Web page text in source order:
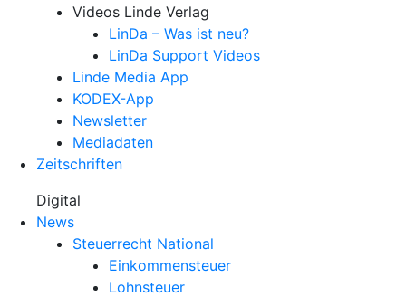
Videos Linde Verlag
LinDa – Was ist neu?
LinDa Support Videos
Linde Media App
KODEX-App
Newsletter
Mediadaten
Zeitschriften
Digital
News
Steuerrecht National
Einkommensteuer
Lohnsteuer